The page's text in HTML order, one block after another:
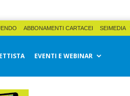
ABBONAMENTI CARTACEI SEIMEDIA
EVENTI E WEBINAR